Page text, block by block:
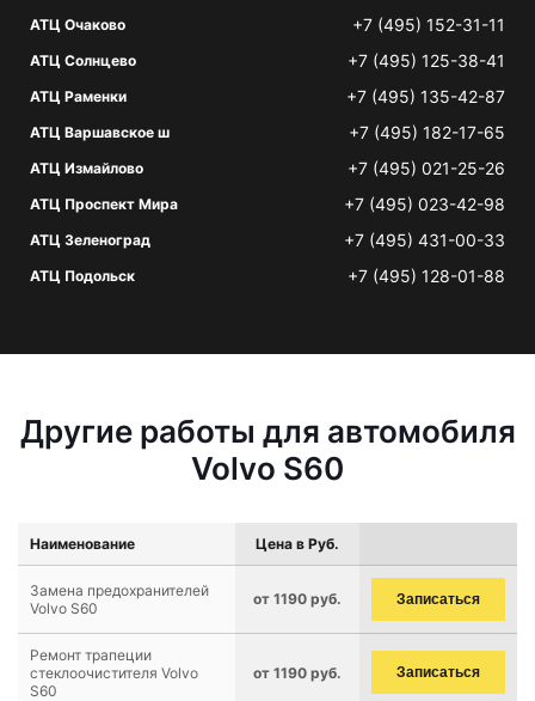
АТЦ Очаково +7 (495) 152-31-11
АТЦ Солнцево +7 (495) 125-38-41
АТЦ Раменки +7 (495) 135-42-87
АТЦ Варшавское ш +7 (495) 182-17-65
АТЦ Измайлово +7 (495) 021-25-26
АТЦ Проспект Мира +7 (495) 023-42-98
АТЦ Зеленоград +7 (495) 431-00-33
АТЦ Подольск +7 (495) 128-01-88
Другие работы для автомобиля
Volvo S60
Наименование Цена в Руб.
Замена предохранителей
Volvo S60
от 1190 руб. Записаться
Ремонт трапеции
стеклоочистителя Volvo
S60
от 1190 руб. Записаться